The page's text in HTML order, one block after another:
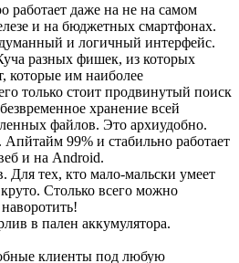
даже на не на самом
и на бюджетных смартфонах.
и логичный интерфейс.
разных фишек, из которых
которые им наиболее
только стоит продвинутый поиск
хранение всей
файлов. Это архиудобно.
99% и стабильно работает
и на Android.
Для тех, кто мало-мальски умеет
Столько всего можно
в пален аккумулятора.
клиенты под любую